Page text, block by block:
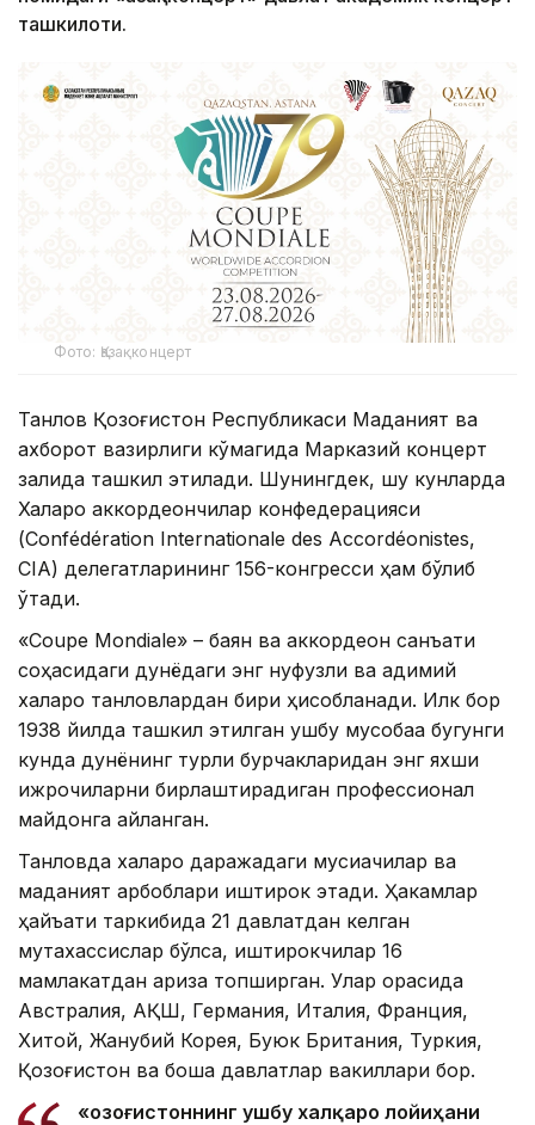
ташкилоти.
Фото: Қазақконцерт
Танлов Қозоғистон Республикаси Маданият ва
ахборот вазирлиги кўмагида Марказий концерт
залида ташкил этилади. Шунингдек, шу кунларда
Халқаро аккордеончилар конфедерацияси
(Confédération Internationale des Accordéonistes,
CIA) делегатларининг 156-конгресси ҳам бўлиб
ўтади.
«Coupe Mondiale» – баян ва аккордеон санъати
соҳасидаги дунёдаги энг нуфузли ва қадимий
халқаро танловлардан бири ҳисобланади. Илк бор
1938 йилда ташкил этилган ушбу мусобақа бугунги
кунда дунёнинг турли бурчакларидан энг яхши
ижрочиларни бирлаштирадиган профессионал
майдонга айланган.
Танловда халқаро даражадаги мусиқачилар ва
маданият арбоблари иштирок этади. Ҳакамлар
ҳайъати таркибида 21 давлатдан келган
мутахассислар бўлса, иштирокчилар 16
мамлакатдан ариза топширган. Улар орасида
Австралия, АҚШ, Германия, Италия, Франция,
Хитой, Жанубий Корея, Буюк Британия, Туркия,
Қозоғистон ва бошқа давлатлар вакиллари бор.
«Қозоғистоннинг ушбу халқаро лойиҳани